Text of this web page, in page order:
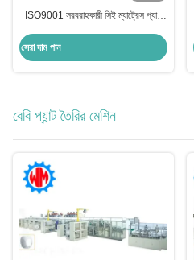
ISO9001 সরবরাহকারী সিই ম্যাট্রেস প্যাড
সেরা দাম পান
বেবি প্যান্ট তৈরির মেশিন